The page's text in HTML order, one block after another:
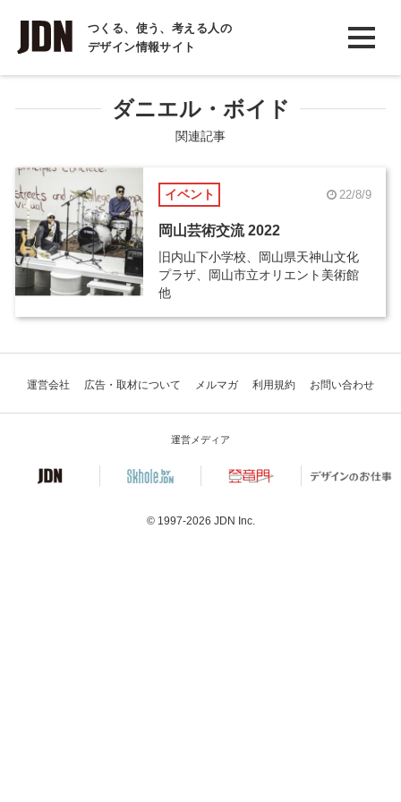
つくる、使う、考える人の
デザイン情報サイト
INTERVIEW
インタビュー
REPORT
COLUMN
コラム
ダニエル・ボイド
関連記事
イベント 22/8/9
岡山芸術交流 2022
旧内山下小学校、岡山県天神山文化
プラザ、岡山市立オリエント美術館
他
運営会社 広告・取材について メルマガ 利用規約 お問い合わせ
運営メディア
© 1997-2026 JDN Inc.